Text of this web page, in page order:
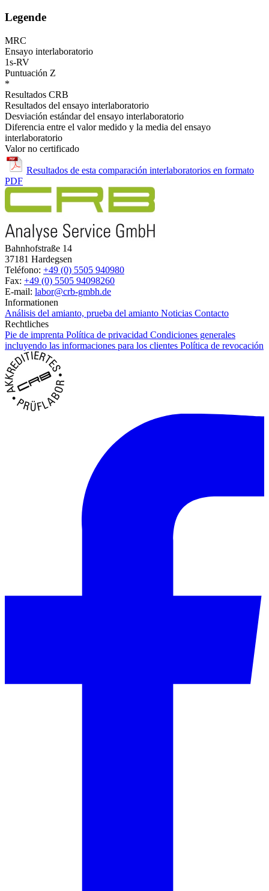
Legende
MRC
Ensayo interlaboratorio
1s-RV
Puntuación Z
*
Resultados CRB
Resultados del ensayo interlaboratorio
Desviación estándar del ensayo interlaboratorio
Diferencia entre el valor medido y la media del ensayo
interlaboratorio
Valor no certificado
Resultados de esta comparación interlaboratorios en formato
PDF
Bahnhofstraße 14
37181 Hardegsen
Teléfono: +49 (0) 5505 940980
Fax: +49 (0) 5505 94098260
E-mail: labor@crb-gmbh.de
Informationen
Análisis del amianto, prueba del amianto Noticias Contacto
Rechtliches
Pie de imprenta Política de privacidad Condiciones generales
incluyendo las informaciones para los clientes Política de revocación